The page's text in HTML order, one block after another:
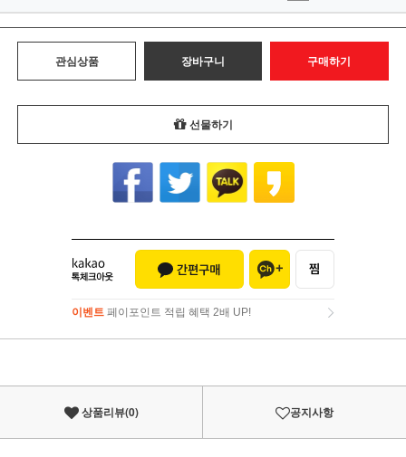
관심상품 장바구니 구매하기
선물하기
이벤트 페이포인트 적립 혜택 2배 UP!
이벤트페이포인트 적립 혜택 2배 UP!
상품리뷰(0) 공지사항